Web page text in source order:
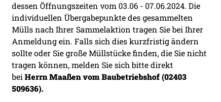
dessen Öffnungszeiten vom 03.06 - 07.06.2024. Die
individuellen Übergabepunkte des gesammelten
Mülls nach Ihrer Sammelaktion tragen Sie bei Ihrer
Anmeldung ein. Falls sich dies kurzfristig ändern
sollte oder Sie große Müllstücke finden, die Sie nicht
tragen können, melden Sie sich bitte direkt
bei Herrn Maaßen vom Baubetriebshof (02403
509636).